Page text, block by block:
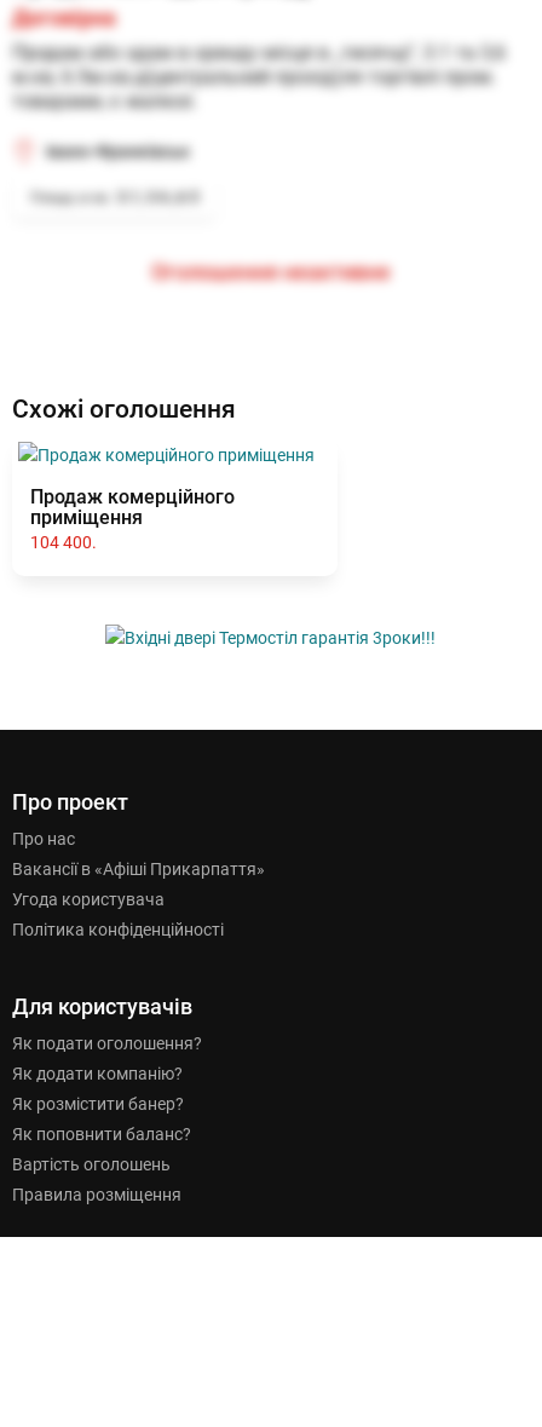
Договірна
Продам або здам в оренду місця в ,,тисячці", 3.1 та 3,6
м.кв, 6.5м.кв.д(центральний прохід)ля торгівлі пром.
товарами, є жалюзі.
Івано-Франківськ
Оголошення неактивне
Схожі оголошення
Продаж комерційного
приміщення
104 400.
Про проект
Про нас
Вакансії в «Афіші Прикарпаття»
Угода користувача
Політика конфіденційності
Для користувачів
Як подати оголошення?
Як додати компанію?
Як розмістити банер?
Як поповнити баланс?
Вартість оголошень
Правила розміщення